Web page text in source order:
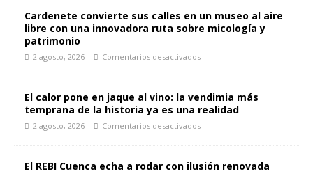
Cardenete convierte sus calles en un museo al aire
libre con una innovadora ruta sobre micología y
patrimonio
2 agosto, 2026 Comentarios desactivados
El calor pone en jaque al vino: la vendimia más
temprana de la historia ya es una realidad
2 agosto, 2026 Comentarios desactivados
El REBI Cuenca echa a rodar con ilusión renovada